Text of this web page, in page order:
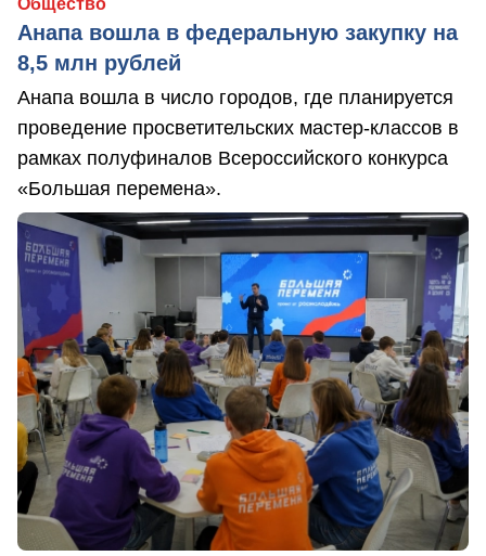
Общество
Анапа вошла в федеральную закупку на
8,5 млн рублей
Анапа вошла в число городов, где планируется
проведение просветительских мастер-классов в
рамках полуфиналов Всероссийского конкурса
«Большая перемена».